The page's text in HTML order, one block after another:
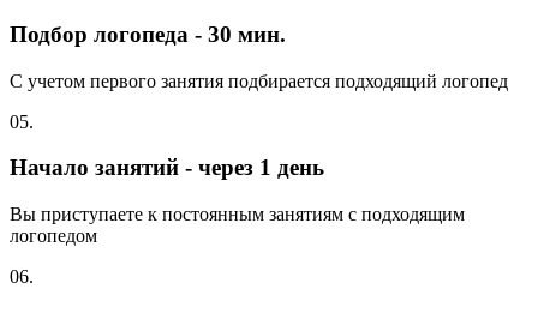
Подбор логопеда - 30 мин.
С учетом первого занятия подбирается подходящий логопед
05.
Начало занятий - через 1 день
Вы приступаете к постоянным занятиям с подходящим
логопедом
06.